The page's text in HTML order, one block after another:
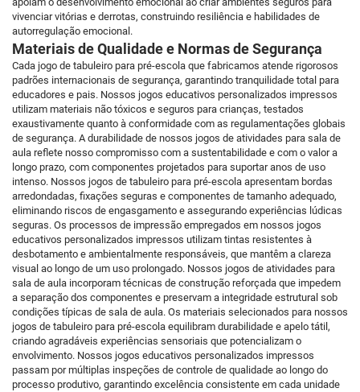
vivenciar vitórias e derrotas, construindo resiliência e habilidades de
autorregulação emocional.
Materiais de Qualidade e Normas de Segurança
Cada jogo de tabuleiro para pré-escola que fabricamos atende rigorosos
padrões internacionais de segurança, garantindo tranquilidade total para
educadores e pais. Nossos jogos educativos personalizados impressos
utilizam materiais não tóxicos e seguros para crianças, testados
exaustivamente quanto à conformidade com as regulamentações globais
de segurança. A durabilidade de nossos jogos de atividades para sala de
aula reflete nosso compromisso com a sustentabilidade e com o valor a
longo prazo, com componentes projetados para suportar anos de uso
intenso. Nossos jogos de tabuleiro para pré-escola apresentam bordas
arredondadas, fixações seguras e componentes de tamanho adequado,
eliminando riscos de engasgamento e assegurando experiências lúdicas
seguras. Os processos de impressão empregados em nossos jogos
educativos personalizados impressos utilizam tintas resistentes à
desbotamento e ambientalmente responsáveis, que mantêm a clareza
visual ao longo de um uso prolongado. Nossos jogos de atividades para
sala de aula incorporam técnicas de construção reforçada que impedem
a separação dos componentes e preservam a integridade estrutural sob
condições típicas de sala de aula. Os materiais selecionados para nossos
jogos de tabuleiro para pré-escola equilibram durabilidade e apelo tátil,
criando agradáveis experiências sensoriais que potencializam o
envolvimento. Nossos jogos educativos personalizados impressos
passam por múltiplas inspeções de controle de qualidade ao longo do
processo produtivo, garantindo excelência consistente em cada unidade